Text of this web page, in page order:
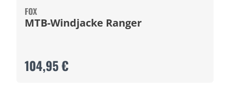
FOX
MTB-Windjacke Ranger
104,95 €